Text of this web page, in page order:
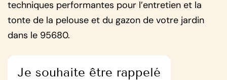
techniques performantes pour l’entretien et la
tonte de la pelouse et du gazon de votre jardin
dans le 95680.
Je souhaite être rappelé